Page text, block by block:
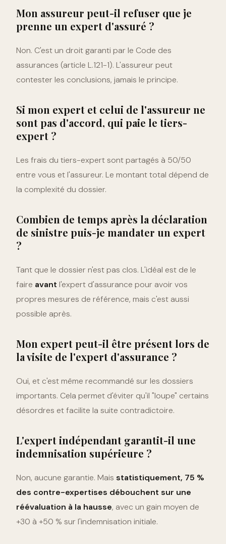
Mon assureur peut-il refuser que je
prenne un expert d'assuré ?
Non. C'est un droit garanti par le Code des
assurances (article L.121-1). L'assureur peut
contester les conclusions, jamais le principe.
Si mon expert et celui de l'assureur ne
sont pas d'accord, qui paie le tiers-
expert ?
Les frais du tiers-expert sont partagés à 50/50
entre vous et l'assureur. Le montant total dépend de
la complexité du dossier.
Combien de temps après la déclaration
de sinistre puis-je mandater un expert
?
Tant que le dossier n'est pas clos. L'idéal est de le
faire avant l'expert d'assurance pour avoir vos
propres mesures de référence, mais c'est aussi
possible après.
Mon expert peut-il être présent lors de
la visite de l'expert d'assurance ?
Oui, et c'est même recommandé sur les dossiers
importants. Cela permet d'éviter qu'il "loupe" certains
désordres et facilite la suite contradictoire.
L'expert indépendant garantit-il une
indemnisation supérieure ?
Non, aucune garantie. Mais statistiquement, 75 %
des contre-expertises débouchent sur une
réévaluation à la hausse, avec un gain moyen de
+30 à +50 % sur l'indemnisation initiale.